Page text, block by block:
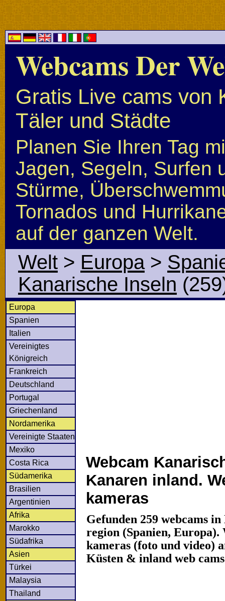
Webcams Der
Gratis Live cams von
Täler und Städte
Planen Sie Ihren Tag
Jagen, Segeln, Surfen
Stürme,
Tornados und
auf der ganzen Welt.
Welt > Europa>
Kanarische Inseln
Europa
Spanien
Italien
Vereinigtes
Königreich
Frankreich
Deutschland
Portugal
Griechenland
Nordamerika
Vereinigte Staaten
Mexiko
Costa Rica
Südamerika
Brasilien
Argentinien
Afrika
Marokko
Südafrika
Asien
Türkei
Malaysia
Thailand
Webcam
Kanaren inland.
kameras
Gefunden 259 webcams
region (Spanien, Europa).
kameras (foto und video)
Küsten & inland web